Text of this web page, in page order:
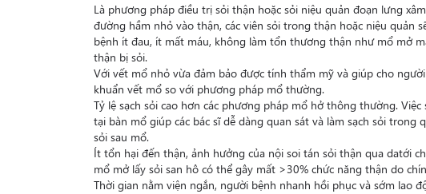
Là phương pháp điều trị sỏi thận hoặc sỏi niệu quản đoạn lưng
đường hầm nhỏ vào thận, các viên sỏi trong thận hoặc niệu quản
bệnh ít đau, ít mất máu, không làm tổn thương thận như mổ mở
thận bị sỏi.
Với vết mổ nhỏ vừa đảm bảo được tính thẩm mỹ và giúp cho
khuẩn vết mổ so với phương pháp mổ thường.
Tỷ lệ sạch sỏi cao hơn các phương pháp mổ hở thông thường.
tại bàn mổ giúp các bác sĩ dễ dàng quan sát và làm sạch sỏi
sỏi sau mổ.
Ít tổn hại đến thận, ảnh hưởng của nội soi tán sỏi thận qua datới
mổ mở lấy sỏi san hô có thể gây mất >30% chức năng thận do
Thời gian nằm viện ngắn, người bệnh nhanh hồi phục và sớm lao